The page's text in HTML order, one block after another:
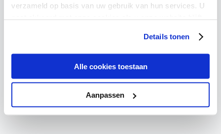
verzameld op basis van uw gebruik van hun services. U
Details tonen
Alle cookies toestaan
Aanpassen
A critical error has occurred. Please refresh the page or
Try again Go Home